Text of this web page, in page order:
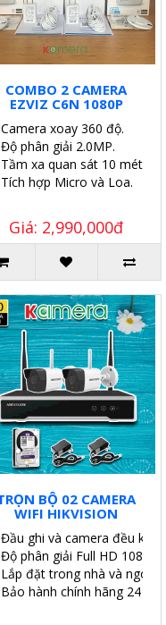
COMBO 2 CAMERA
EZVIZ C6N 1080P
xoay 360 độ.
phân giải 2.0MP.
xa quan sát 10 mét.
hợp Micro và Loa.
Giá: 2,990,000đ
BỘ 02 CAMERA
WIFI HIKVISION
ghi và camera đều kết
phân giải Full HD 1080P.
đặt trong nhà và ngoài
hành chính hãng 24